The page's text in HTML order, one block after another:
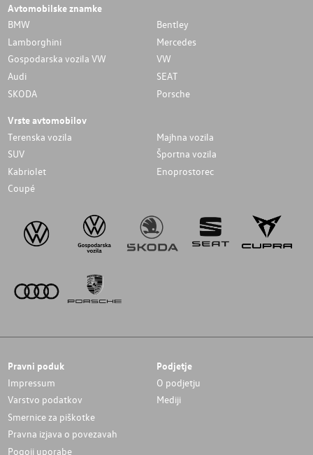
Avtomobilske znamke
BMW
Bentley
Lamborghini
Mercedes
Gospodarska vozila VW
VW
Audi
SEAT
SKODA
Porsche
Vrste avtomobilov
Terenska vozila
Majhna vozila
SUV
Športna vozila
Kabriolet
Enoprostorec
Coupé
Pravni poduk
Impressum
Varstvo podatkov
Smernice za piškotke
Pravna izjava o povezavah
Pogoji uporabe
Podjetje
O podjetju
Mediji